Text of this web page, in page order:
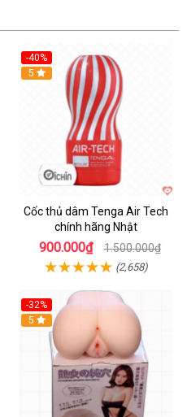
-40%
Hot
5
Cốc thủ dâm Tenga Air Tech
chính hãng Nhật
900.000₫ 1.500.000₫
(2,658)
-32%
Hot
5